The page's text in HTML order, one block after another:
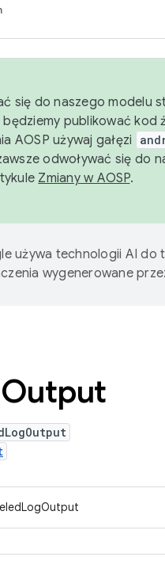
się do naszego modelu
publikować kod
AOSP używaj gałęzi
odwoływać się do
Zmiany w AOSP.
używa technologii AI do
wygenerowane
Output